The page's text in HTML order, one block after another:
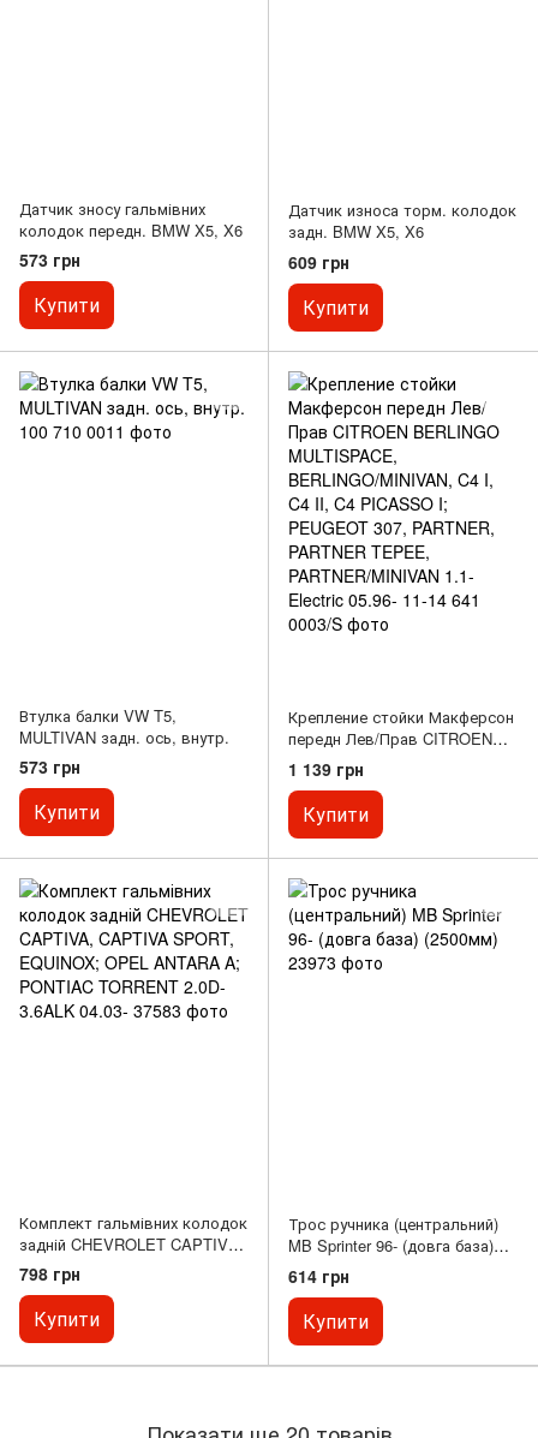
Датчик зносу гальмівних
колодок передн. BMW X5, X6
573 грн
Купити
Датчик износа торм. колодок
задн. BMW X5, X6
609 грн
Купити
Втулка балки VW T5,
MULTIVAN задн. ось, внутр.
573 грн
Купити
Крепление стойки Макферсон
передн Лев/Прав CITROEN
BERLINGO MULTISPACE,
BERLINGO/MINIVAN, C4 I, C4
II, C4 PICASSO I; PEUGEOT
307, PARTNER, PARTNER
1 139 грн
Купити
Комплект гальмівних колодок
задній CHEVROLET CAPTIVA,
CAPTIVA SPORT, EQUINOX;
OPEL ANTARA A; PONTIAC
TORRENT 2.0D-3.6ALK 04.03-
798 грн
Купити
Трос ручника (центральний)
MB Sprinter 96- (довга база)
(2500мм)
614 грн
Купити